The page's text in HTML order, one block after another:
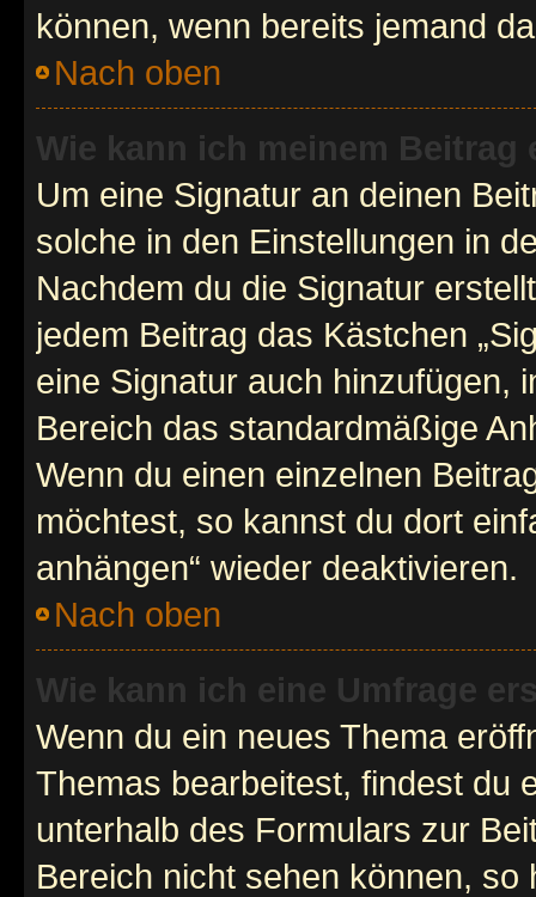
können, wenn bereits jemand
Nach oben
Wie kann ich meinem
Um eine Signatur an deinen
solche in den Einstellungen in
Nachdem du die Signatur
jedem Beitrag das Kästchen
eine Signatur auch hinzufügen,
Bereich das standardmäßige
Wenn du einen einzelnen
möchtest, so kannst du dort
anhängen“ wieder deaktivieren.
Nach oben
Wie kann ich eine Umfrage
Wenn du ein neues Thema
Themas bearbeitest, findest du
unterhalb des Formulars zur
Bereich nicht sehen können,